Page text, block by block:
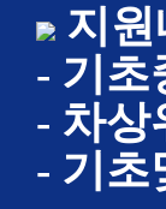
지
- 기초
- 차상
- 기초